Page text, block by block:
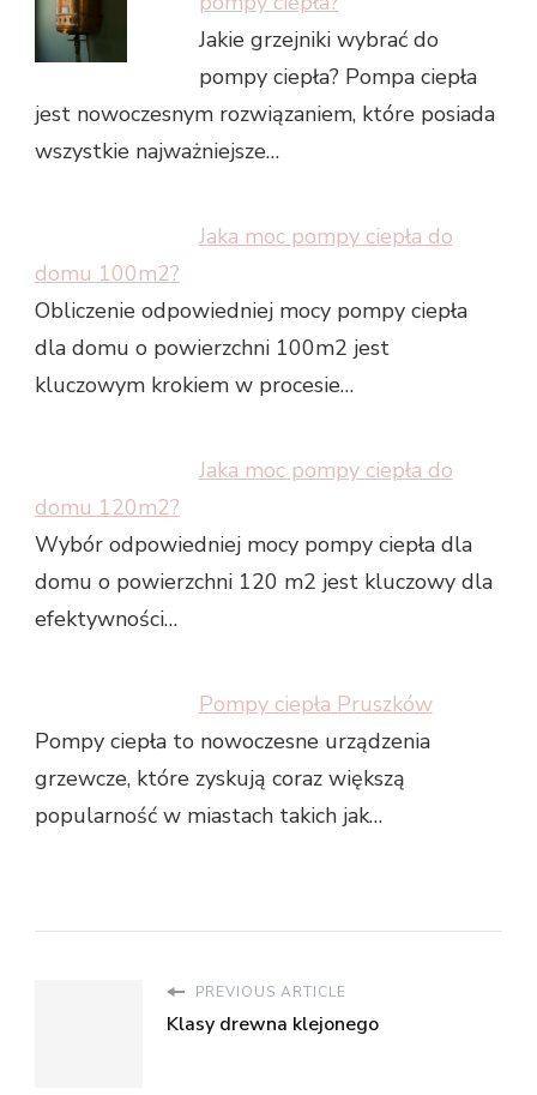
Jakie grzejniki wybrać do
pompy ciepła? Pompa ciepła
jest nowoczesnym rozwiązaniem, które posiada
wszystkie najważniejsze…
Jaka moc pompy ciepła do
domu 100m2?
Obliczenie odpowiedniej mocy pompy ciepła
dla domu o powierzchni 100m2 jest
kluczowym krokiem w procesie…
Jaka moc pompy ciepła do
domu 120m2?
Wybór odpowiedniej mocy pompy ciepła dla
domu o powierzchni 120 m2 jest kluczowy dla
efektywności…
Pompy ciepła Pruszków
Pompy ciepła to nowoczesne urządzenia
grzewcze, które zyskują coraz większą
popularność w miastach takich jak…
PREVIOUS ARTICLE
Klasy drewna klejonego